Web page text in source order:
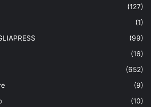
(127)
(1)
(99)
(16)
(652)
(9)
(10)